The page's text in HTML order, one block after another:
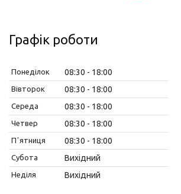
Графік роботи
Понеділок 08:30 18:00
Вівторок 08:30 18:00
Середа 08:30 18:00
Четвер 08:30 18:00
Пʼятниця 08:30 18:00
Субота Вихідний
Неділя Вихідний